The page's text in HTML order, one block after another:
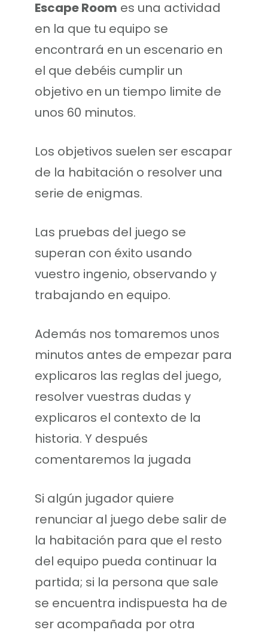
Escape Room es una actividad
en la que tu equipo se
encontrará en un escenario en
el que debéis cumplir un
objetivo en un tiempo limite de
unos 60 minutos.
Los objetivos suelen ser escapar
de la habitación o resolver una
serie de enigmas.
Las pruebas del juego se
superan con éxito usando
vuestro ingenio, observando y
trabajando en equipo.
Además nos tomaremos unos
minutos antes de empezar para
explicaros las reglas del juego,
resolver vuestras dudas y
explicaros el contexto de la
historia. Y después
comentaremos la jugada
Si algún jugador quiere
renunciar al juego debe salir de
la habitación para que el resto
del equipo pueda continuar la
partida; si la persona que sale
se encuentra indispuesta ha de
ser acompañada por otra